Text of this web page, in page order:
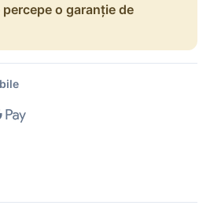
o garanție de